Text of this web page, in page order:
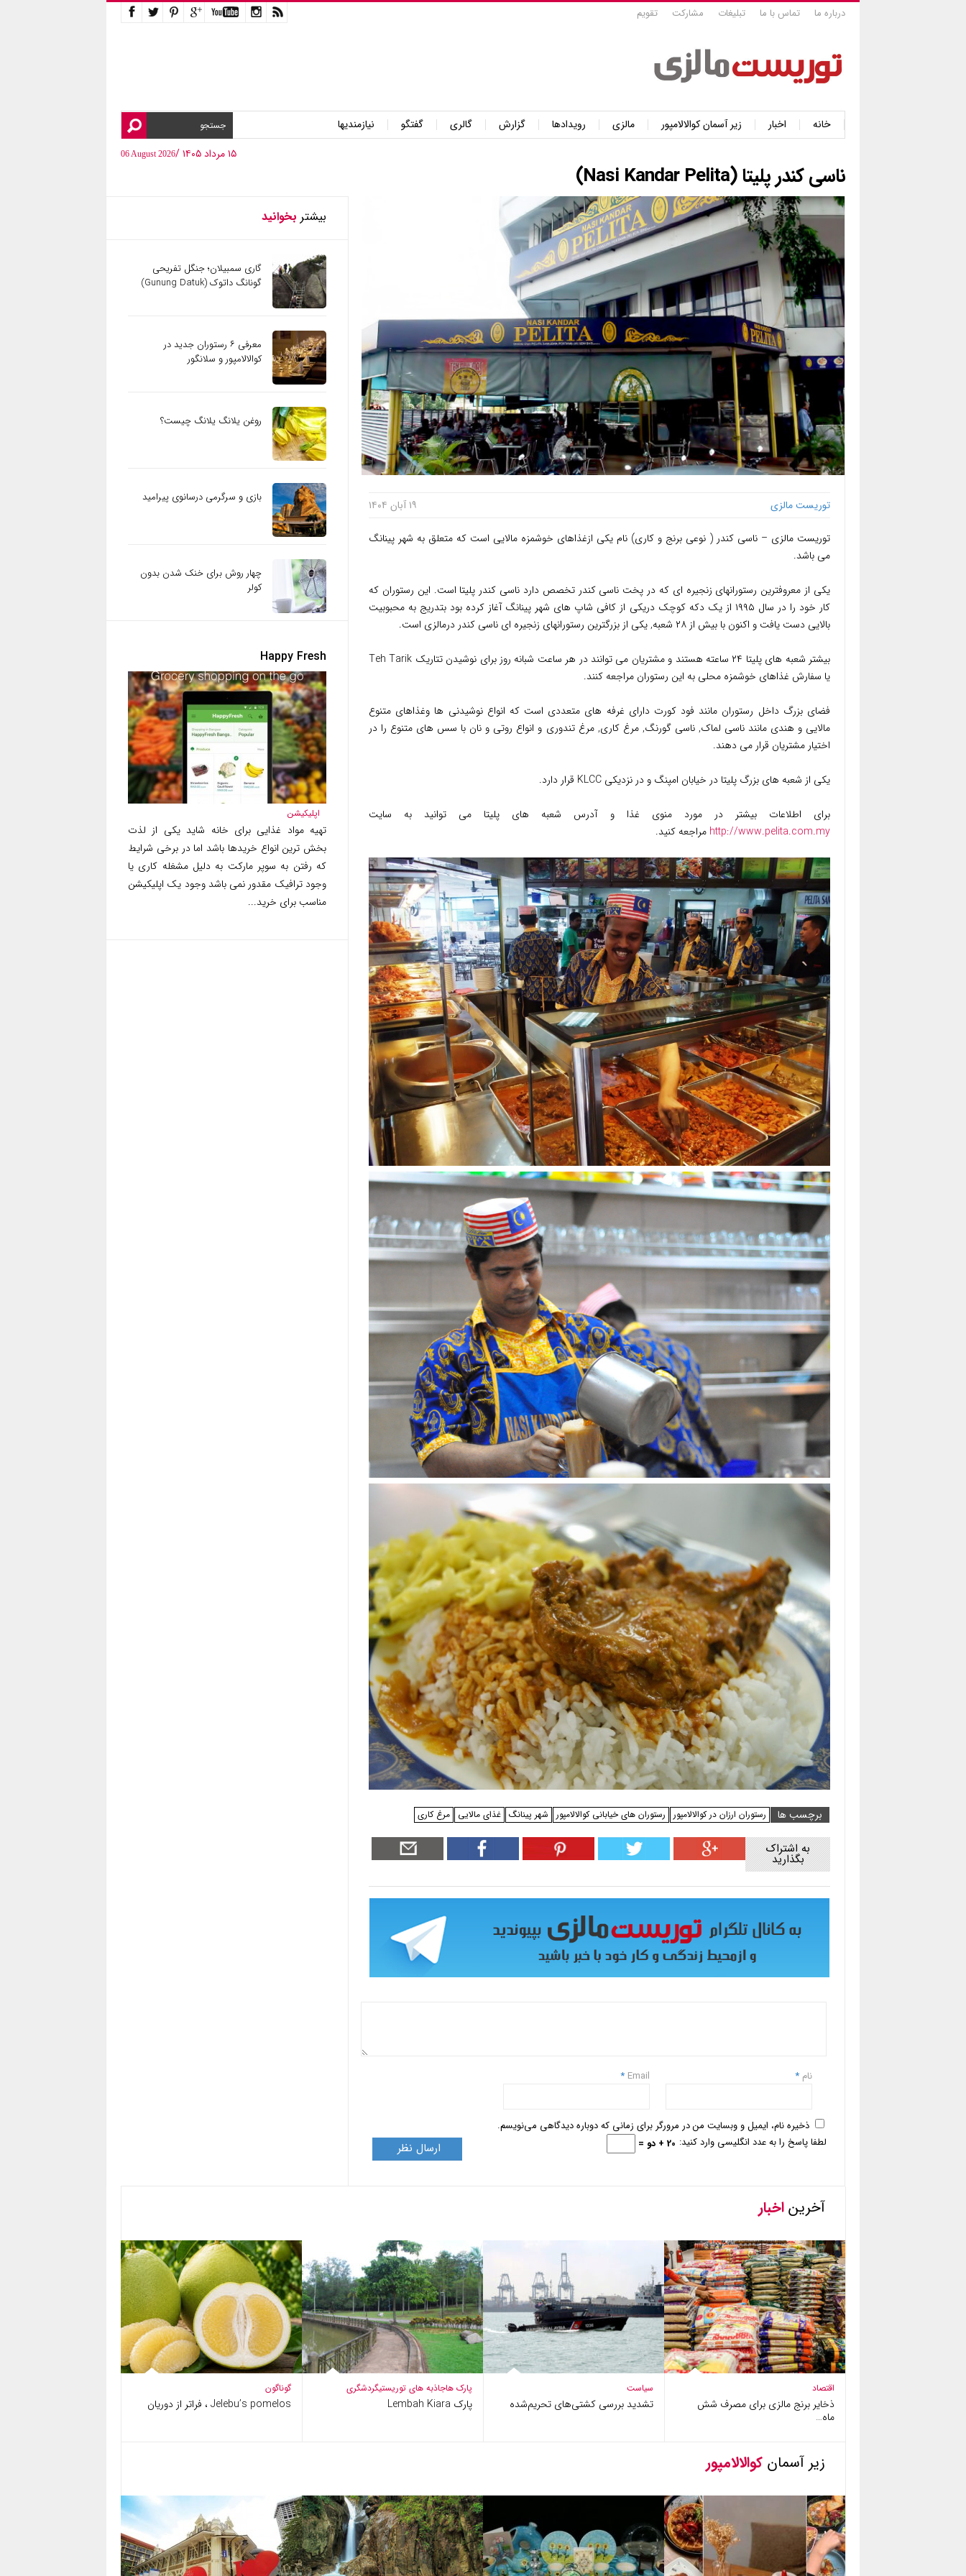
درباره ما تماس با ما تبلیغات مشارکت تقویم
خانه اخبار زیر آسمان کوالالامپور مالزی رویدادها گزارش گالری گفتگو
نیازمندیها
۱۵ مرداد ۱۴۰۵ /
06 August 2026
ناسی کندر پلیتا (Nasi Kandar Pelita)
توریست مالزی ۱۹ آبان ۱۴۰۴
توریست مالزی – ناسی کندر ( نوعی برنج و کاری) نام یکی ازغذاهای خوشمزه مالایی است که متعلق به شهر پینانگ
می باشد.
یکی از معروفترین رستورانهای زنجیره ای که در پخت ناسی کندر تخصص دارد ناسی کندر پلیتا است. این رستوران که
کار خود را در سال ۱۹۹۵ از یک دکه کوچک دریکی از کافی شاپ های شهر پینانگ آغاز کرده بود بتدریج به محبوبیت
بالایی دست یافت و اکنون با بیش از ۲۸ شعبه, یکی از بزرگترین رستورانهای زنجیره ای ناسی کندر درمالزی است.
بیشتر شعبه های پلیتا ۲۴ ساعته هستند و مشتریان می توانند در هر ساعت شبانه روز برای نوشیدن تتاریک Teh Tarik
یا سفارش غذاهای خوشمزه محلی به این رستوران مراجعه کنند.
فضای بزرگ داخل رستوران مانند فود کورت دارای غرفه های متعددی است که انواع نوشیدنی ها وغذاهای متنوع
مالایی و هندی مانند ناسی لماک, ناسی گورنگ, مرغ کاری, مرغ تندوری و انواع روتی و نان با سس های متنوع را در
اختیار مشتریان قرار می دهند.
یکی از شعبه های بزرگ پلیتا در خیابان امپنگ و در نزدیکی KLCC قرار دارد.
برای اطلاعات بیشتر در مورد منوی غذا و آدرس شعبه های پلیتا می توانید به سایت
http://www.pelita.com.my مراجعه کنید.
برچسب ها رستوران ارزان در کوالالامپور رستوران های خیابانی کوالالامپور شهر پینانگ غذای مالایی مرغ کاری
به اشتراک
بگذارید
نام *
Email
*
ذخیره نام، ایمیل و وبسایت من در مرورگر برای زمانی که دوباره دیدگاهی می‌نویسم.
لطفا پاسخ را به عدد انگلیسی وارد کنید: 20 + دو =
بیشتر بخوانید
گاری سمبیلان؛ جنگل تفریحی
گونانگ داتوک (Gunung Datuk)
معرفی ۶ رستوران جدید در
کوالالامپور و سلانگور
روغن یلانگ یلانگ چیست؟
بازی و سرگرمی درسانوی پیرامید
چهار روش برای خنک شدن بدون
کولر
Happy Fresh
اپلیکیشن
تهیه مواد غذایی برای خانه شاید یکی از لذت
بخش ترین انواع خریدها باشد اما در برخی شرایط
که رفتن به سوپر مارکت به دلیل مشغله کاری یا
وجود ترافیک مقدور نمی باشد وجود یک اپلیکیشن
مناسب برای خرید...
آخریناخبار
اقتصاد
ذخایر برنج مالزی برای مصرف شش
ماه…
سیاست
تشدید بررسی کشتی‌های تحریم‌شده
پارک هاجاذبه های توریستیگردشگری
پارک Lembah Kiara
گوناگون
Jelebu’s pomelos ، فراتر از دوریان
زیر آسمان کوالالامپور